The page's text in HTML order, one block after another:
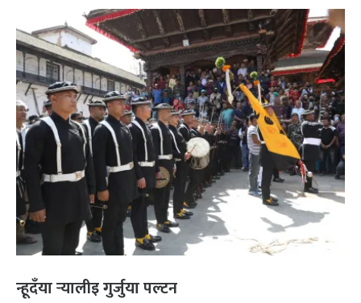
न्हूदँया र्‍यालीइ गुर्जुया पल्टन